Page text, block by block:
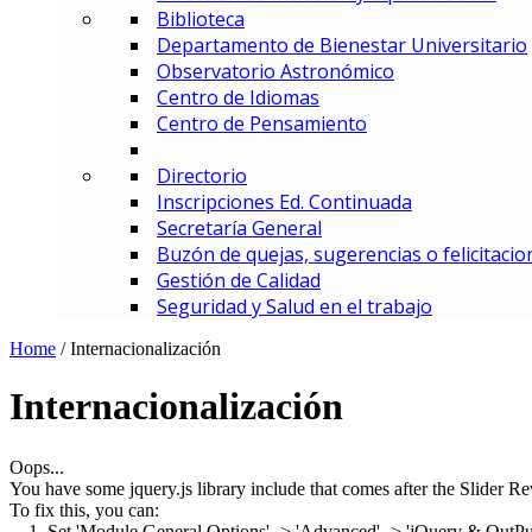
MAF – Maestría en
MAGD – Maestría en Analítica y
MCI – Maestría en Comercio
MDEMEC – Maestría en
MGCS – Maestría en Gerencia
Maestría en Gerencia
MGIED – Maestría en Gestión
MGE – Maestría en Gestión
ESPECIALIZACIONES
Especialización en Gerencia
Especialización en Gerencia
Especialización en Gestión de
Biblioteca
Departamento de Bienestar Universitario
Observatorio Astronómico
Centro de Idiomas
Centro de Pensamiento
Directorio
Inscripciones Ed. Continuada
Secretaría General
Buzón de quejas, sugerencias o
Gestión de Calidad
Seguridad y Salud en el trabajo
Home /Internacionalización
Internacionalización
Oops...
You have some jquery.js library include that comes after the Slider
To fix this, you can: